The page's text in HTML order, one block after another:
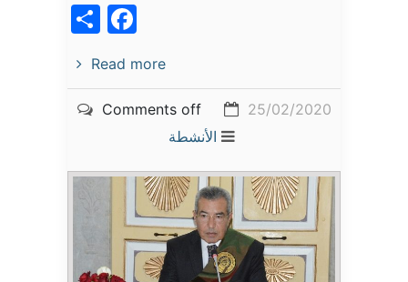
Read more
25/02/2020
Comments off
الأنشطة